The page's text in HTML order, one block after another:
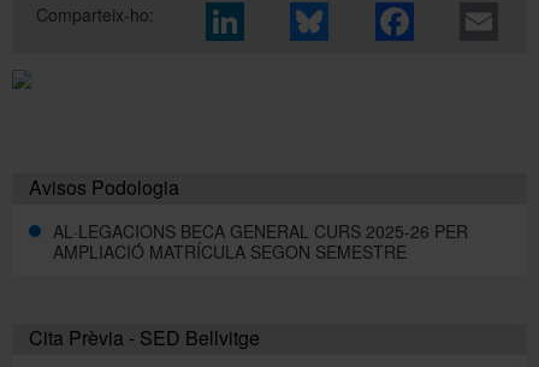
La Universitat de Barcelona ofereix més de 800
destinacions en universitats d'arreu del món per fer una
Comparteix-ho:
Avisos Podologia
AL·LEGACIONS BECA GENERAL CURS 2025-26 PER
AMPLIACIÓ MATRÍCULA SEGON SEMESTRE
Cita Prèvia - SED Bellvitge